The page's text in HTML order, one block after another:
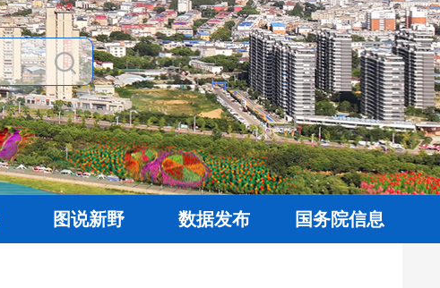
图说新野 数据发布 国务院信息